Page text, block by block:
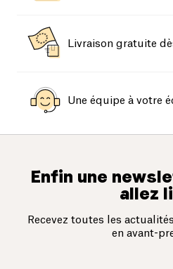
Livraison gratuite
Une équipe à votre
Enfin une
allez
Recevez toutes les
en avant-